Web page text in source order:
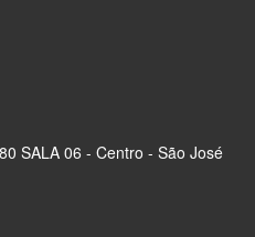
SALA 06 - Centro - São José